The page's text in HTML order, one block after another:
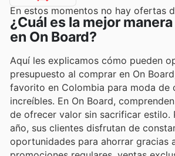
En estos momentos no hay ofertas
¿Cuál es la mejor
en On Board?
Aquí les explicamos cómo pueden
presupuesto al comprar en On
favorito en Colombia para moda de
increíbles. En On Board,
de ofrecer valor sin sacrificar estilo.
año, sus clientes disfrutan de
oportunidades para ahorrar gracias